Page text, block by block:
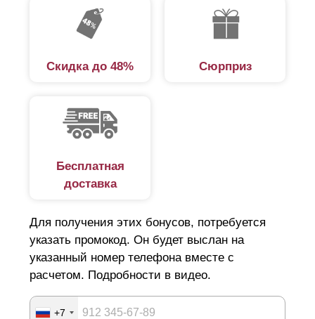
Скидка до 48% Сюрприз
Бесплатная
доставка
Для получения этих бонусов, потребуется
указать промокод. Он будет выслан на
указанный номер телефона вместе с
расчетом. Подробности в видео.
+7